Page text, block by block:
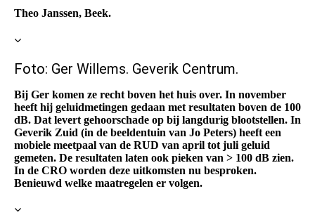
Theo Janssen, Beek.
Foto: Ger Willems. Geverik Centrum.
Bij Ger komen ze recht boven het huis over. In november
heeft hij geluidmetingen gedaan met resultaten boven de 100
dB. Dat levert gehoorschade op bij langdurig blootstellen. In
Geverik Zuid (in de beeldentuin van Jo Peters) heeft een
mobiele meetpaal van de RUD van april tot juli geluid
gemeten. De resultaten laten ook pieken van > 100 dB zien.
In de CRO worden deze uitkomsten nu besproken.
Benieuwd welke maatregelen er volgen.